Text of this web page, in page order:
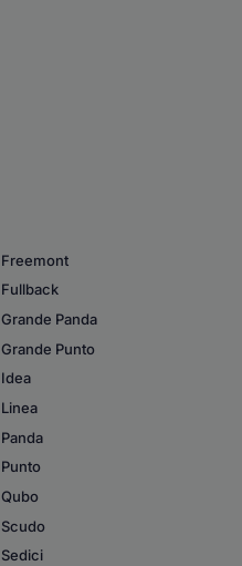
Freemont
Fullback
Grande Panda
Grande Punto
Idea
Linea
Panda
Punto
Qubo
Scudo
Sedici